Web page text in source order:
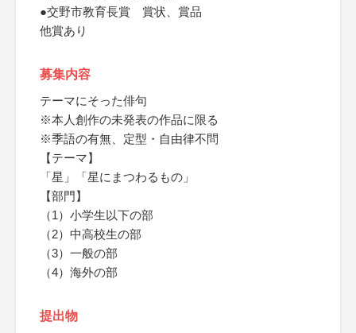
●交野市教育長賞 賞状、賞品
他賞あり
募集内容
テーマにそった俳句
※本人創作の未発表の作品に限る
※季語の有無、定型・自由律不問
【テーマ】
「星」「星にまつわるもの」
【部門】
（1）小学生以下の部
（2）中高校生の部
（3）一般の部
（4）海外の部
提出物